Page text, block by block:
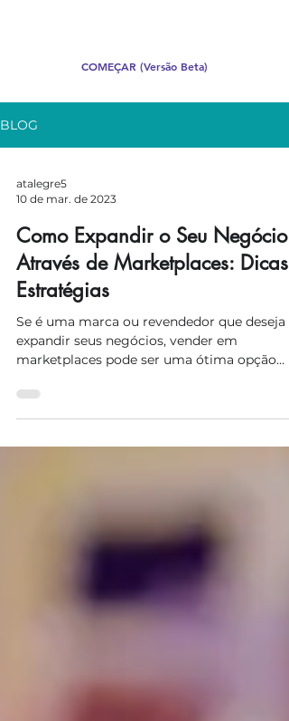
COMEÇAR (Versão Beta)
BLOG
atalegre5
10 de mar. de 2023
Como Expandir o Seu Negócio
Através de Marketplaces: Dicas
Estratégias
Se é uma marca ou revendedor que deseja
expandir seus negócios, vender em
marketplaces pode ser uma ótima opção